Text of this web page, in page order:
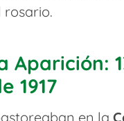
rosario.
Aparición:
1917
en la